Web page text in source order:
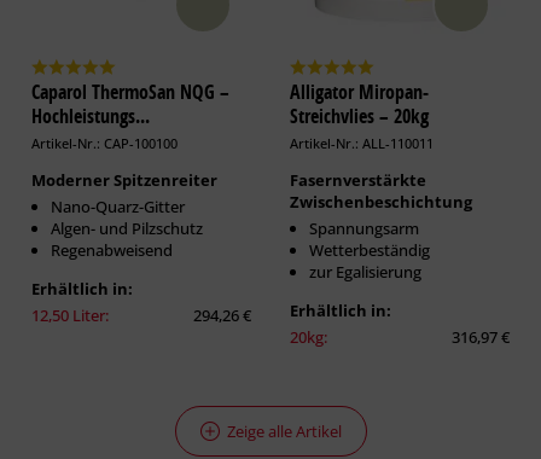
Caparol ThermoSan NQG –
Hochleistungs...
Artikel-Nr.: CAP-100100
Moderner Spitzenreiter
Nano-Quarz-Gitter
Algen- und Pilzschutz
Regenabweisend
Erhältlich in:
12,50 Liter:
294,26 €
Alligator Miropan-
Streichvlies – 20kg
Artikel-Nr.: ALL-110011
Fasernverstärkte
Zwischenbeschichtung
Spannungsarm
Wetterbeständig
zur Egalisierung
Erhältlich in:
20kg:
316,97 €
Zeige alle Artikel